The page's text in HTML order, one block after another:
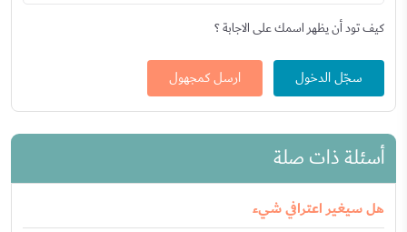
كيف تود أن يظهر اسمك على الاجابة ؟
سجّل الدخول ارسل كمجهول
أسئلة ذات صلة
هل سيغير اعترافي شيء